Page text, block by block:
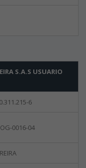
S.A.S USUARIO
6
0016-04